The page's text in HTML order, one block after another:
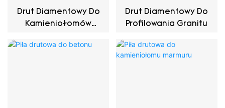
Drut Diamentowy Do
Kamieniołomów
Drut Diamentowy Do
Profilowania Granitu